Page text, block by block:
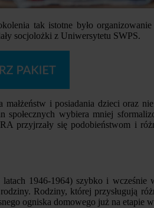
tak istotne było
socjolożki z Uniwersytetu SWPS.
i posiadania dzieci oraz
wybiera mniej
przyjrzały się podobieństwom i
1946-1964) szybko i wcześnie
Rodziny, której przysługują
ogniska domowego już na etapie